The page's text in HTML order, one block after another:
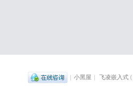
| 小黑屋 | 飞凌嵌入式 (